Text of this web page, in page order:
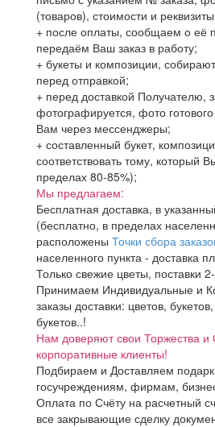
(товаров), стоимости и
+ после оплаты, сообщаем о её
передаём Ваш заказ в работу;
+ букеты и композиции,
перед отправкой;
+ перед доставкой Получателю,
фотографируется, фото
Вам через мессенджеры;
+ составленный букет,
соответствовать тому, который
пределах 80-85%);
Мы предлагаем:
Бесплатная доставка, в
(бесплатно, в пределах
расположены Точки сбора
населенного пункта - доставка
Только свежие цветы, поставки
Принимаем Индивидуальные и
заказы доставки: цветов,
букетов..!
Нам доверяют свои Торжества и
корпоративные клиенты!
Подбираем и Доставляем
госучреждениям, фирмам,
Оплата по Счёту на расчетный
все закрывающие сделку